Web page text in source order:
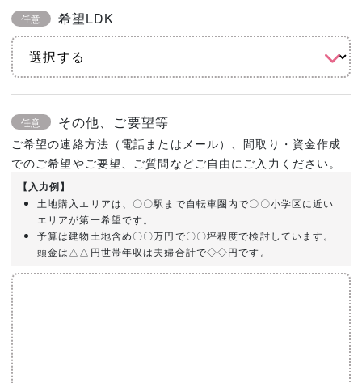
任意 希望LDK
任意 その他、ご要望等
ご希望の連絡方法（電話またはメール）、間取り・資金作成
でのご希望やご要望、ご質問などご自由にご入力ください。
【入力例】
土地購入エリアは、〇〇駅まで自転車圏内で〇〇小学区に近い
エリアが第一希望です。
予算は建物土地含め〇〇万円で〇〇坪程度で検討しています。
頭金は△△円世帯年収は夫婦合計で◇◇円です。